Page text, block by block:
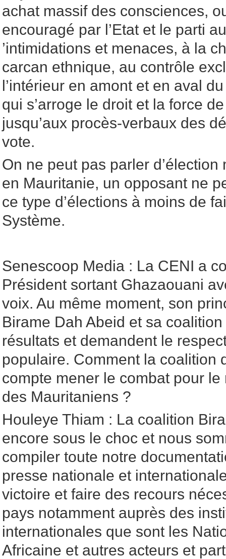
achat massif des consciences,
encouragé par l’Etat et le parti
’intimidations et menaces, à la
carcan ethnique, au contrôle
l’intérieur en amont et en aval
qui s’arroge le droit et la force
jusqu’aux procès-verbaux des
vote.
On ne peut pas parler
en Mauritanie, un opposant ne
ce type d’élections à moins de
Système.
Senescoop Media : La CENI a
Président sortant Ghazaouani
voix. Au même moment, son
Birame Dah Abeid et sa
résultats et demandent le
populaire. Comment la coalition
compte mener le combat pour
des Mauritaniens ?
Houleye Thiam : La coalition
encore sous le choc et nous
compiler toute notre
presse nationale et
victoire et faire des recours
pays notamment auprès des
internationales que sont les
Africaine et autres acteurs et